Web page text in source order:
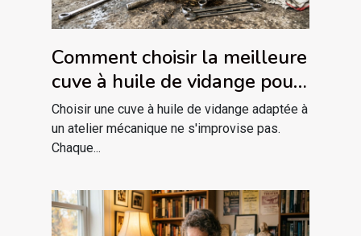
Comment choisir la meilleure
cuve à huile de vidange pour
votre atelier ?
Choisir une cuve à huile de vidange adaptée à
un atelier mécanique ne s'improvise pas.
Chaque...